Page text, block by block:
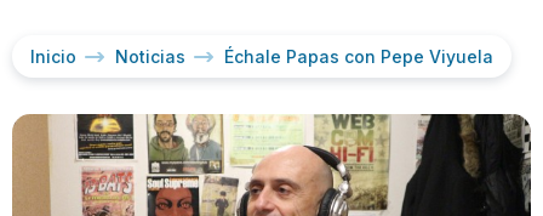
Inicio Noticias Échale Papas con Pepe Viyuela